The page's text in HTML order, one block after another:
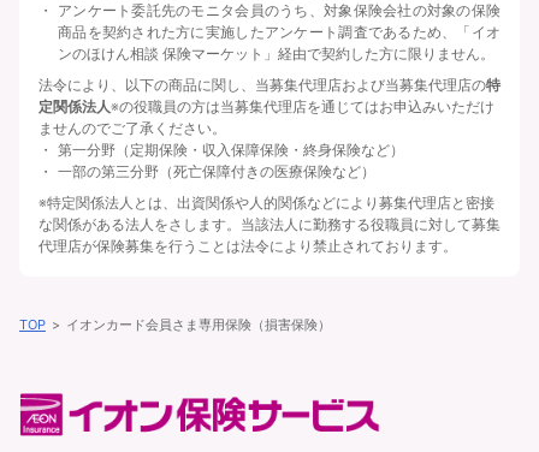
アンケート委託先のモニタ会員のうち、対象保険会社の対象の保険
商品を契約された方に実施したアンケート調査であるため、「イオ
ンのほけん相談 保険マーケット」経由で契約した方に限りません。
法令により、以下の商品に関し、当募集代理店および当募集代理店の特
定関係法人※の役職員の方は当募集代理店を通じてはお申込みいただけ
ませんのでご了承ください。
第一分野（定期保険・収入保障保険・終身保険など）
一部の第三分野（死亡保障付きの医療保険など）
※特定関係法人とは、出資関係や人的関係などにより募集代理店と密接
な関係がある法人をさします。当該法人に勤務する役職員に対して募集
代理店が保険募集を行うことは法令により禁止されております。
TOP イオンカード会員さま専用保険（損害保険）